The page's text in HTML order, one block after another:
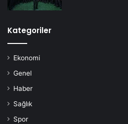
Kategoriler
Ekonomi
Genel
Haber
Sağlık
Spor